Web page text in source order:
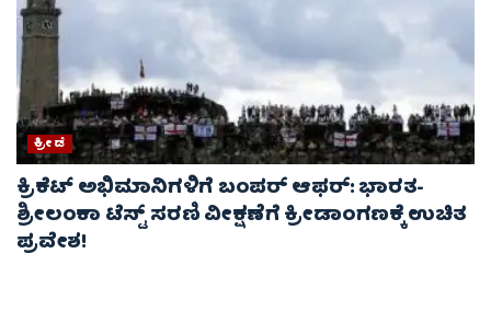
ಕ್ರೀಡೆ
ಕ್ರಿಕೆಟ್ ಅಭಿಮಾನಿಗಳಿಗೆ ಬಂಪರ್ ಆಫರ್: ಭಾರತ-
ಶ್ರೀಲಂಕಾ ಟೆಸ್ಟ್ ಸರಣಿ ವೀಕ್ಷಣೆಗೆ ಕ್ರೀಡಾಂಗಣಕ್ಕೆ ಉಚಿತ
ಪ್ರವೇಶ!